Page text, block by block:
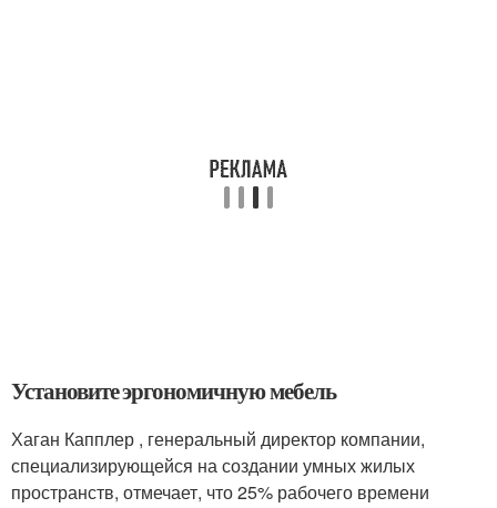
Установите эргономичную мебель
Хаган Капплер , генеральный директор компании,
специализирующейся на создании умных жилых
пространств, отмечает, что 25% рабочего времени